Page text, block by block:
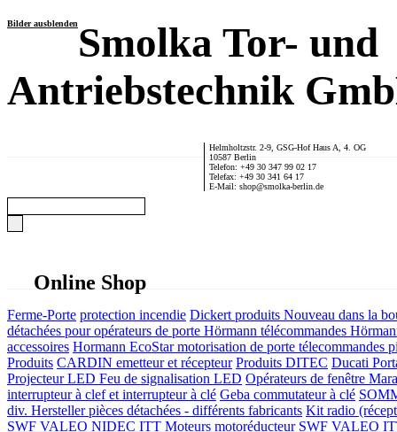
Bilder ausblendenSmolka Tor- und
Antriebstechnik
Helmholtzstr. 2-9, GSG-Hof Haus A, 4. OG
10587 Berlin
Telefon: +49 30 347 99 02 17
Telefax: +49 30 341 64 17
E-Mail: shop@smolka-berlin.de
Online Shop
Ferme-Porte protection incendie Dickert produits Nouveau dans la
détachées pour opérateurs de porte Hörmann télécommandes
accessoires Hormann EcoStar motorisation de porte télecommandes
Produits CARDIN emetteur et récepteur Produits DITEC Ducati
Projecteur LED Feu de signalisation LED Opérateurs de fenêtre
interrupteur à clef et interrupteur à clé Geba commutateur à clé
div. Herstellerpièces détachées - différents fabricants Kit radio
SWF VALEO NIDEC ITT Moteurs motoréducteur SWF VALEO